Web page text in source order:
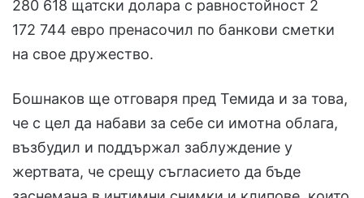
280 618 щатски долара с равностойност 2
172 744 евро пренасочил по банкови сметки
на свое дружество.
Бошнаков ще отговаря пред Темида и за това,
че с цел да набави за себе си имотна облага,
възбудил и поддържал заблуждение у
жертвата, че срещу съгласието да бъде